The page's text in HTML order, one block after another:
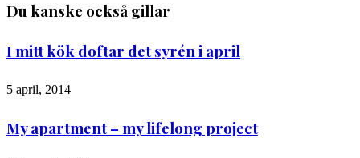
Du kanske också gillar
I mitt kök doftar det syrén i april
5 april, 2014
My apartment – my lifelong project